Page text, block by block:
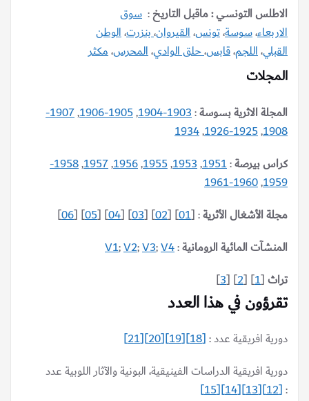
الاطلس التونسي : ماقبل التاريخ: سوق
الاربعاء،سوسة،تونس،القيروان،بنزرت،الوطن
القبلي،اللجم،قابس،حلق الوادي،المحرس،مكثر
المجلات
المجلة الاثرية بسوسة:
1903-1904
,
1905-1906
,
1907-
1908
,
1925-1926
,
1934
كراس بيرصة:
1951
,
1953
,
1955
,
1956
,
1957
,
1958-
1959
,
1960-1961
مجلة الأشغال الأثرية: [
01
] [
02
] [
03
] [
04
] [
05
] [
06
]
المنشآت المائية الرومانية:
V1;V2;V3;V4
تراث[
1
] [
2
] [
3
]
تقرؤون في هذا العدد
دورية افريقية عدد :[18]
[19]
[20]
[21]
دورية افريقية الدراسات الفينيقية، البونية والآثار اللوبية عدد
:
[12]
[13]
[14]
[15]